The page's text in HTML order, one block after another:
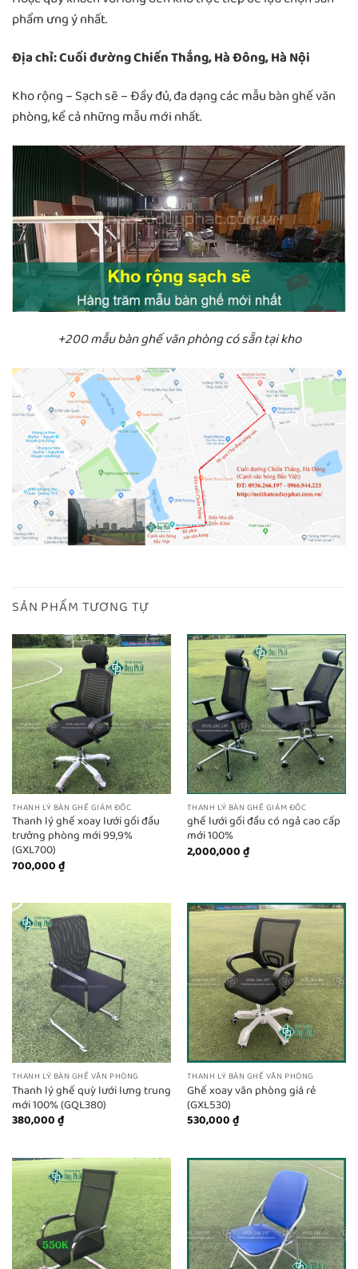
phẩm ưng ý nhất.
Địa chỉ: Cuối đường Chiến Thắng, Hà Đông, Hà Nội
Kho rộng – Sạch sẽ – Đầy đủ, đa dạng các mẫu bàn ghế văn
phòng, kể cả những mẫu mới nhất.
+200 mẫu bàn ghế văn phòng có sẵn tại kho
SẢN PHẨM TƯƠNG TỰ
THANH LÝ BÀN GHẾ GIÁM ĐỐC
Thanh lý ghế xoay lưới gối đầu
trưởng phòng mới 99,9%
(GXL700)
700,000₫
THANH LÝ BÀN GHẾ GIÁM ĐỐC
ghế lưới gối đầu có ngả cao cấp
mới 100%
2,000,000₫
THANH LÝ BÀN GHẾ VĂN PHÒNG
Thanh lý ghế quỳ lưới lưng trung
mới 100% (GQL380)
380,000₫
THANH LÝ BÀN GHẾ VĂN PHÒNG
Ghế xoay văn phòng giá rẻ
(GXL530)
530,000₫